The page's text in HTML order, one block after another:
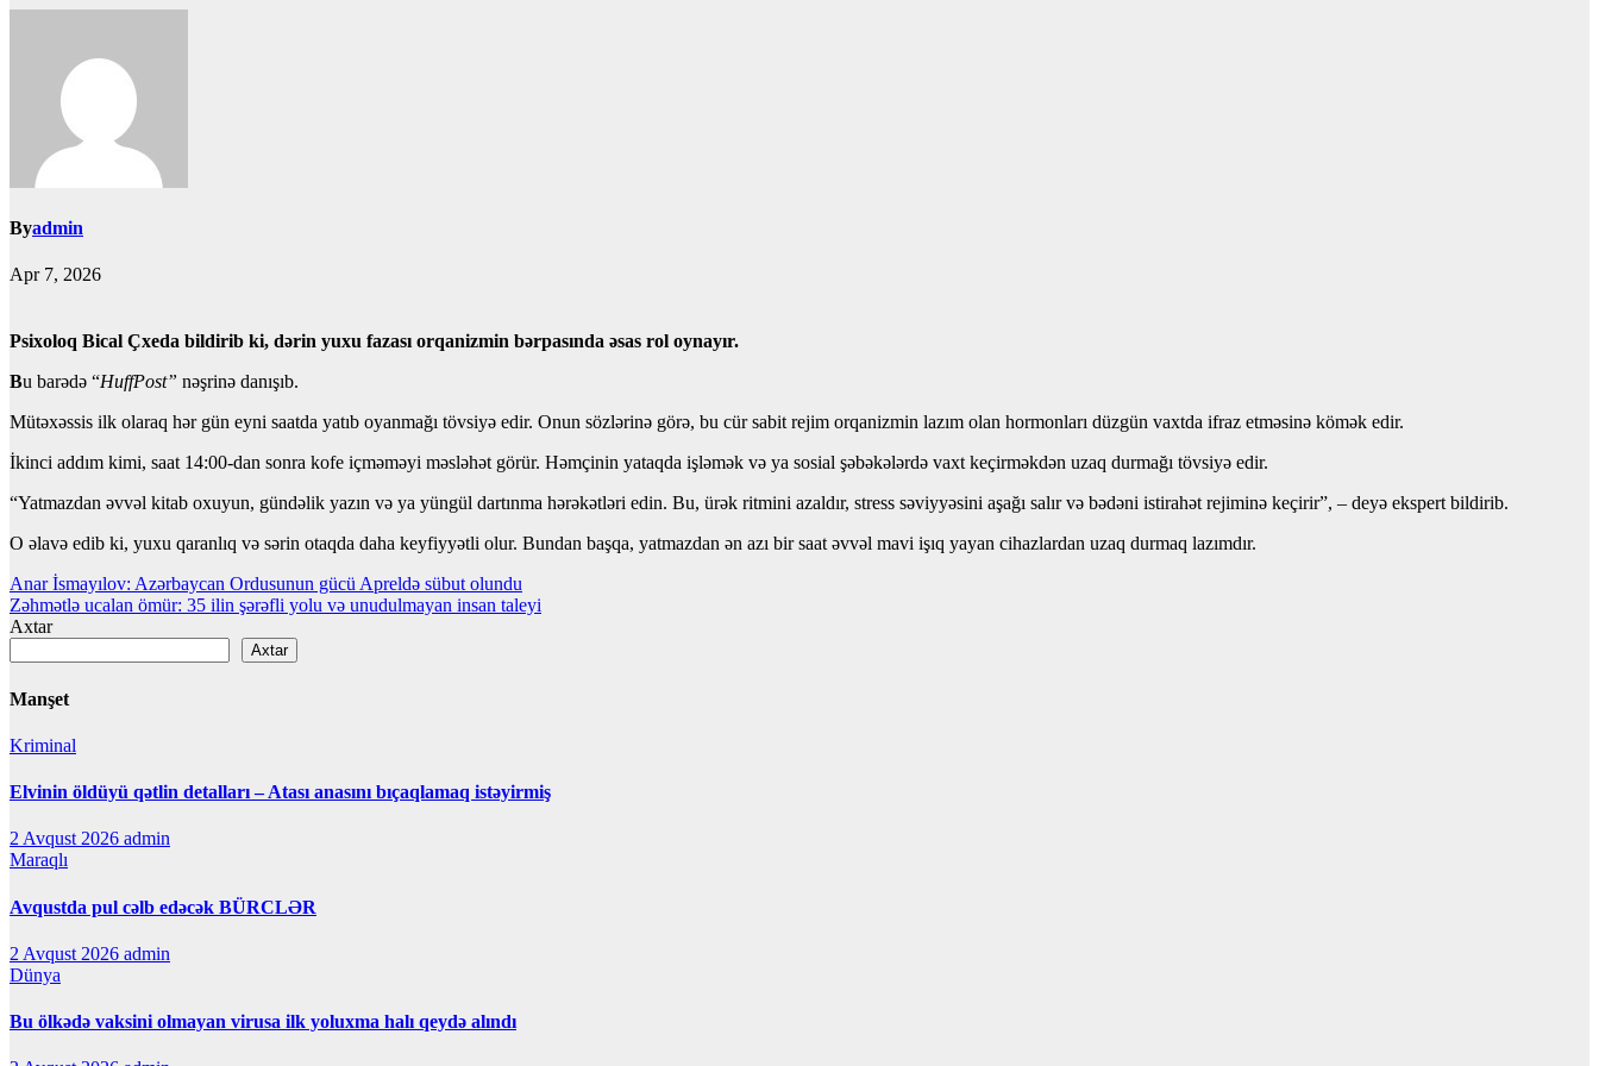
Byadmin
Apr 7, 2026
Psixoloq Bical Çxeda bildirib ki, dərin yuxu fazası orqanizmin bərpasında əsas rol oynayır.
Bu barədə “HuffPost” nəşrinə danışıb.
Mütəxəssis ilk olaraq hər gün eyni saatda yatıb oyanmağı tövsiyə edir. Onun sözlərinə görə, bu cür sabit rejim orqanizmin lazım olan hormonları düzgün vaxtda ifraz etməsinə kömək edir.
İkinci addım kimi, saat 14:00-dan sonra kofe içməməyi məsləhət görür. Həmçinin yataqda işləmək və ya sosial şəbəkələrdə vaxt keçirməkdən uzaq durmağı tövsiyə edir.
“Yatmazdan əvvəl kitab oxuyun, gündəlik yazın və ya yüngül dartınma hərəkətləri edin. Bu, ürək ritmini azaldır, stress səviyyəsini aşağı salır və bədəni istirahət rejiminə keçirir”, – deyə ekspert bildirib.
O əlavə edib ki, yuxu qaranlıq və sərin otaqda daha keyfiyyətli olur. Bundan başqa, yatmazdan ən azı bir saat əvvəl mavi işıq yayan cihazlardan uzaq durmaq lazımdır.
Yazı
naviqasiyası
Anar İsmayılov: Azərbaycan Ordusunun gücü Apreldə sübut olundu
Zəhmətlə ucalan ömür: 35 ilin şərəfli yolu və unudulmayan insan taleyi
Axtar
Axtar
Manşet
Kriminal
Elvinin öldüyü qətlin detalları – Atası anasını bıçaqlamaq istəyirmiş
2 Avqust 2026 admin
Maraqlı
Avqustda pul cəlb edəcək BÜRCLƏR
2 Avqust 2026 admin
Dünya
Bu ölkədə vaksini olmayan virusa ilk yoluxma halı qeydə alındı